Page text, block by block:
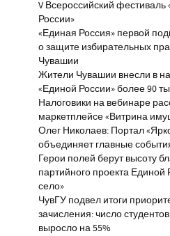
V Всероссийский фестиваль
России»
«Единая Россия» первой
о защите избирательных
Чувашии
Жители Чувашии внесли в
«Единой России» более 90
Налоговики на вебинаре
маркетплейсе «Витрина
Олег Николаев: Портал
объединяет главные
Герои полей берут высоту
партийного проекта Единой
село»
ЧувГУ подвел итоги
зачисления: число
выросло на 55%